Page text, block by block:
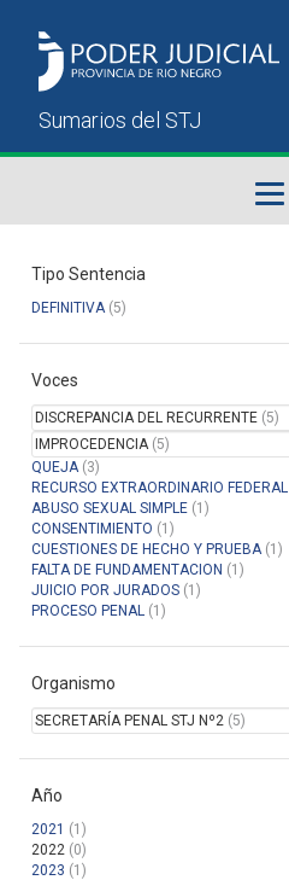
Sumarios del STJ
Manual del Usuario
Tipo Sentencia
DEFINITIVA(5)
Voces
DISCREPANCIA DEL RECURRENTE (5)
IMPROCEDENCIA(5)
QUEJA(3)
RECURSO EXTRAORDINARIO FEDERAL
ABUSO SEXUAL SIMPLE (1)
CONSENTIMIENTO (1)
CUESTIONES DE HECHO Y PRUEBA(1)
FALTA DE FUNDAMENTACION (1)
JUICIO POR JURADOS (1)
PROCESO PENAL (1)
Organismo
SECRETARÍA PENAL STJ Nº2 (5)
Año
2021 (1)
2022 (0)
2023 (1)